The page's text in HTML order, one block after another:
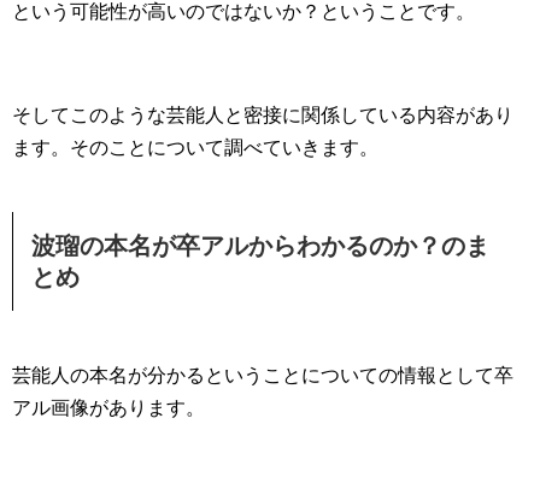
という可能性が高いのではないか？ということです。
そしてこのような芸能人と密接に関係している内容があり
ます。そのことについて調べていきます。
波瑠の本名が卒アルからわかるのか？のま
とめ
芸能人の本名が分かるということについての情報として卒
アル画像があります。